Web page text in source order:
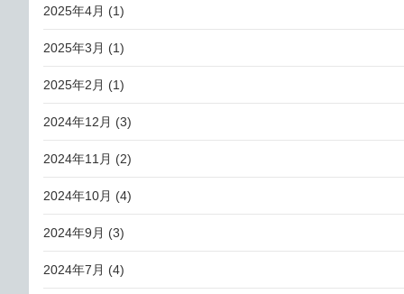
2025年4月 (1)
2025年3月 (1)
2025年2月 (1)
2024年12月 (3)
2024年11月 (2)
2024年10月 (4)
2024年9月 (3)
2024年7月 (4)